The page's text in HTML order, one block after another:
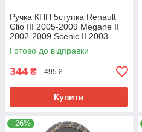
Ручка КПП 5ступка Renault
Clio III 2005-2009 Megane II
2002-2009 Scenic II 2003-
2006 8200079112
Готово до відправки
344 ₴ 495 ₴
Купити
–26%